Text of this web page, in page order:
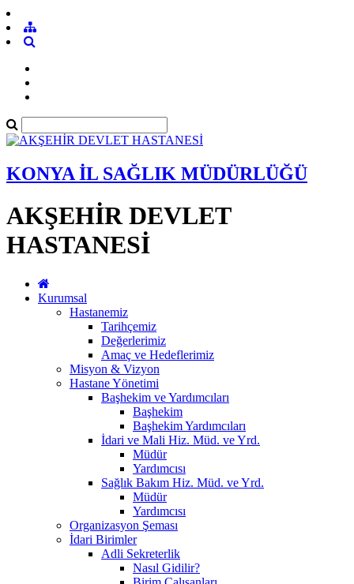
KONYA İL SAĞLIK MÜDÜRLÜĞÜ
AKŞEHİR DEVLET
HASTANESİ
Kurumsal
Hastanemiz
Tarihçemiz
Değerlerimiz
Amaç ve Hedeflerimiz
Misyon & Vizyon
Hastane Yönetimi
Başhekim ve Yardımcıları
Başhekim
Başhekim Yardımcıları
İdari ve Mali Hiz. Müd. ve Yrd.
Müdür
Yardımcısı
Sağlık Bakım Hiz. Müd. ve Yrd.
Müdür
Yardımcısı
Organizasyon Şeması
İdari Birimler
Adli Sekreterlik
Nasıl Gidilir?